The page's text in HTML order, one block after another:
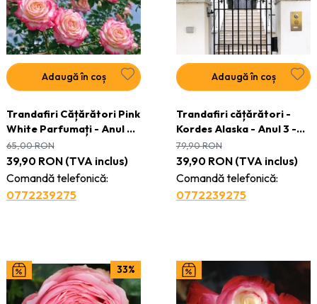
Adaugă în coș
Trandafiri Cățărători Pink
White Parfumați - Anul 3 -
Ghiveci 2L
39,90 RON(TVA inclus)
Comandă telefonică:
0772239275
65,00RON
Adaugă în coș
Trandafiri cățǎrători -
Kordes Alaska - Anul 3 -
Ghiveci 2L
39,90 RON(TVA inclus)
Comandă telefonică:
0772239275
79,90RON
33%